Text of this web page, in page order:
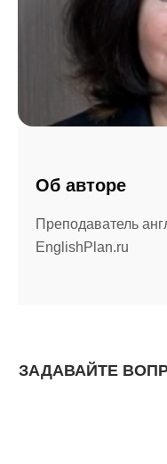
Об авторе
Преподаватель
EnglishPlan.ru
ЗАДАВАЙТЕ